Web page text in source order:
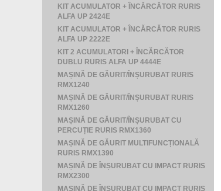
KIT ACUMULATOR + ÎNCĂRCĂTOR RURIS
ALFA UP 2424E
KIT ACUMULATOR + ÎNCĂRCĂTOR RURIS
ALFA UP 2222E
KIT 2 ACUMULATORI + ÎNCĂRCĂTOR
DUBLU RURIS ALFA UP 4444E
MAȘINĂ DE GĂURIT/ÎNȘURUBAT RURIS
RMX1240
MAȘINĂ DE GĂURIT/ÎNȘURUBAT RURIS
RMX1260
MAȘINĂ DE GĂURIT/ÎNȘURUBAT CU
PERCUȚIE RURIS RMX1360
MAȘINĂ DE GĂURIT MULTIFUNCȚIONALĂ
RURIS RMX1390
MAȘINĂ DE ÎNȘURUBAT CU IMPACT RURIS
RMX2300
MAȘINĂ DE ÎNȘURUBAT CU IMPACT RURIS